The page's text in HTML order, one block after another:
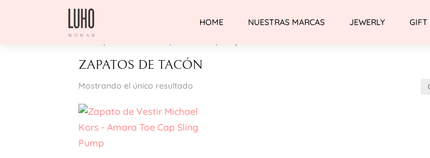
HOME NUESTRAS MARCAS JEWERLY GIFT
ZAPATOS DE TACÓN
Mostrando el único resultado